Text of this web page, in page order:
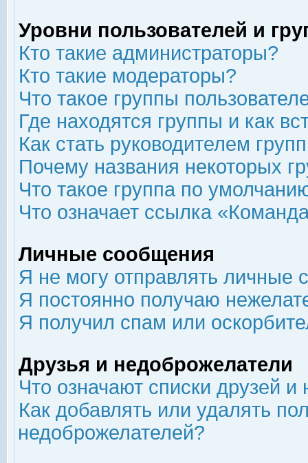
Уровни пользователей и
Кто такие администраторы?
Кто такие модераторы?
Что такое группы
Где находятся группы и как
Как стать руководителем
Почему названия некоторых
Что такое группа по
Что означает ссылка
Личные сообщения
Я не могу отправлять личные
Я постоянно получаю
Я получил спам или
Друзья и недоброжелатели
Что означают списки друзей
Как добавлять или удалять
недоброжелателей?